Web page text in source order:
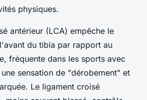
physiques.
antérieur (LCA) empêche le
du tibia par rapport au
fréquente dans les sports avec
sensation de "dérobement" et
Le ligament croisé